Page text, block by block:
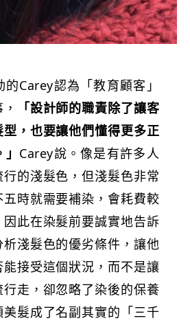
Carey認為「教育顧客」
「設計師的職責除了讓客
，也要讓他們懂得更多正
Carey說。像是有許多人
的淺髮色，但淺髮色非常
時就需要補染，會耗費較
此在染髮前要誠實地告訴
淺髮色的優劣條件，讓他
接受這個狀況，而不是讓
走，卻忽略了染後的保養
髮成了名副其實的「三千